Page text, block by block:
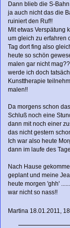
Dann blieb die S-
ja auch nicht das die
ruiniert den Ruf!!
Mit etwas Verspätung
um gleich zu erfahren
Tag dort fing also
heute so schön
malen gar nicht
werde ich doch
Kunsttherapie
malen!!
Da morgens schon
Schluß noch eine
dann mit noch einer
das nicht gestern
Ich war also heute
dann im laufe des
Nach Hause
geplant und meine
heute morgen 'ghh'
war nicht so nass!!
Martina 18.01.2011,